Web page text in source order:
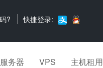
? 快捷登录:
务器 VPS 主机租用